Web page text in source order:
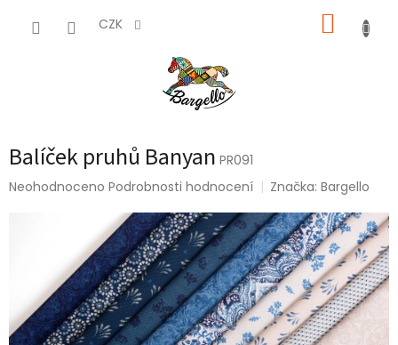
CZK
Balíček pruhů Banyan PR091
Průměrné
hvězdiček.
Neohodnoceno Podrobnosti hodnocení Značka:Bargello